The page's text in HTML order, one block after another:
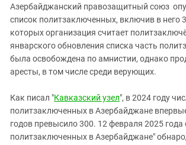
СКФО
Ставропольский край
Южная Осетия
ЮФО
Азербайджанский правозащитный союз
список политзаключенных, включив в него
которых организация считает
январского обновления списка часть
была освобождена по амнистии, однако
аресты, в том числе среди верующих.
Как писал "Кавказский узел", в 2024 году
политзаключенных в Азербайджане
годов превысило 300. 12 февраля 2025 года
политзаключенных в Азербайджане"